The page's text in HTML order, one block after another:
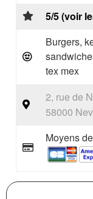
5/5 (voir
Burgers,
tex mex
2, rue de
58000
Moyens